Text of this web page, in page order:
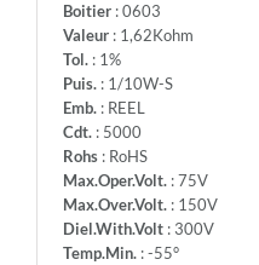
Boitier: 0603
Valeur: 1,62Kohm
Tol.: 1%
Puis.: 1/10W-S
Emb.: REEL
Cdt.: 5000
Rohs: RoHS
Max.Oper.Volt.: 75V
Max.Over.Volt.: 150V
Diel.With.Volt: 300V
Temp.Min.: -55°